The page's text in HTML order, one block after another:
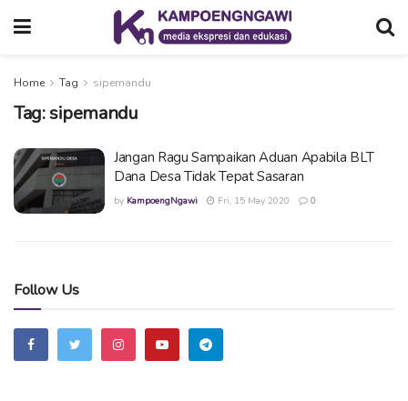
Home Tag sipemandu
Tag:sipemandu
Jangan Ragu Sampaikan Aduan Apabila BLT
Dana Desa Tidak Tepat Sasaran
by KampoengNgawi Fri, 15 May 2020 0
Follow Us